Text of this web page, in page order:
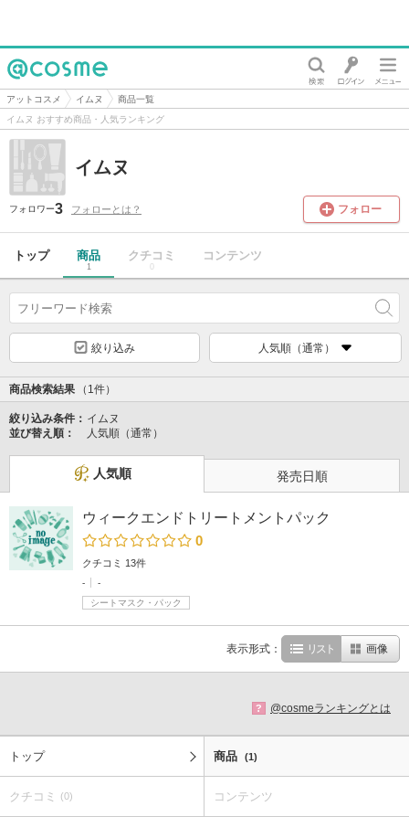
@cosme
アットコスメ イムヌ
商品一覧
イムヌ おすすめ商品・人気ランキング
イムヌ
フォロワー3 フォローとは？ フォロー
トップ 商品
1
クチコミ
0
コンテンツ
絞り込み 人気順（通常）
商品検索結果 （1件）
絞り込み条件： イムヌ
並び替え順：
人気順（通常）
人気順 発売日順
ウィークエンドトリートメントパック
0
クチコミ 13件
-
-
シートマスク・パック
表示形式： リスト 画像
? @cosmeランキングとは
トップ 商品 (1)
クチコミ (0) コンテンツ